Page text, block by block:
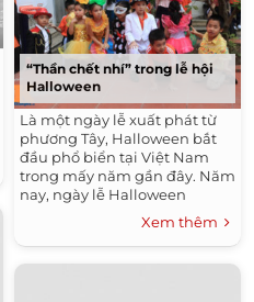
“Thần chết nhí” trong lễ hội
Halloween
Là một ngày lễ xuất phát từ
phương Tây, Halloween bắt
đầu phổ biển tại Việt Nam
trong mấy năm gần đây. Năm
nay, ngày lễ Halloween
không rơi vào dịp cuối tuần
nhưng rất nhiều trường học...
Xem thêm